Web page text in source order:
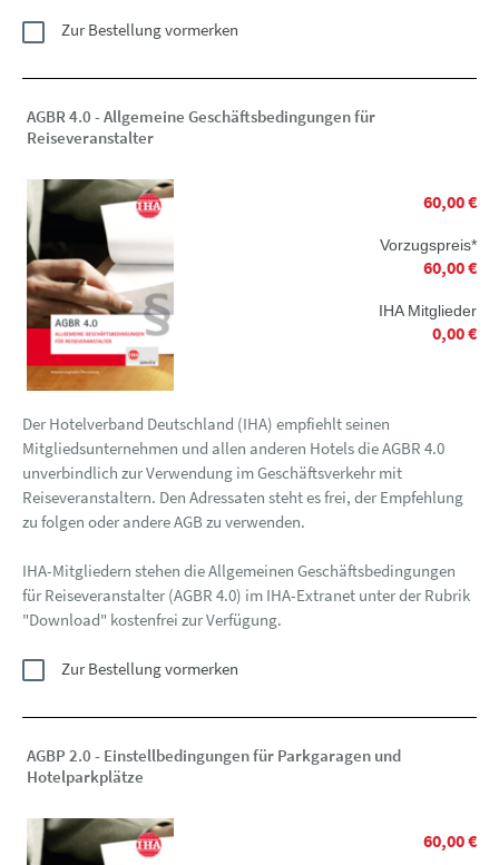
Zur Bestellung vormerken
AGBR 4.0 - Allgemeine Geschäftsbedingungen für
Reiseveranstalter
60,00 €
Vorzugspreis*
60,00 €
IHA Mitglieder
0,00 €
Der Hotelverband Deutschland (IHA) empfiehlt seinen
Mitgliedsunternehmen und allen anderen Hotels die AGBR 4.0
unverbindlich zur Verwendung im Geschäftsverkehr mit
Reiseveranstaltern. Den Adressaten steht es frei, der Empfehlung
zu folgen oder andere AGB zu verwenden.
IHA-Mitgliedern stehen die Allgemeinen Geschäftsbedingungen
für Reiseveranstalter (AGBR 4.0) im IHA-Extranet unter der Rubrik
"Download" kostenfrei zur Verfügung.
Zur Bestellung vormerken
AGBP 2.0 - Einstellbedingungen für Parkgaragen und
Hotelparkplätze
60,00 €